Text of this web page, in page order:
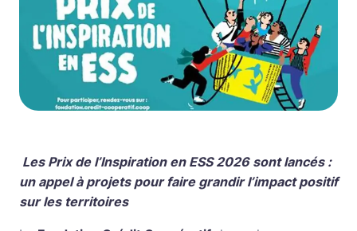
Les Prix de l’Inspiration en ESS 2026 sont lancés :
un appel à projets pour faire grandir l’impact positif
sur les territoires